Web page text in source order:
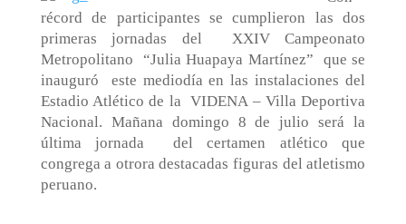
récord de participantes se cumplieron las dos
primeras jornadas del
XXIV Campeonato
Metropolitano
“Julia Huapaya Martínez”
que se
inauguró
este mediodía en las instalaciones del
Estadio Atlético de la VIDENA – Villa Deportiva
Nacional. Mañana domingo 8 de julio será la
última jornada
del certamen atlético que
congrega a otrora destacadas figuras del atletismo
peruano.